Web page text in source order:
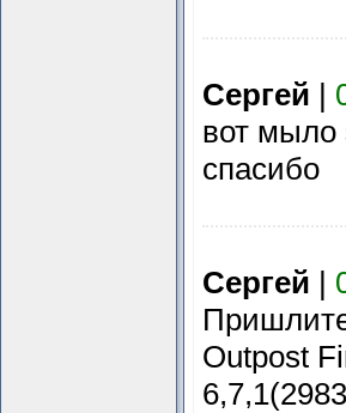
Сергей |
вот мыло
спасибо
Сергей |
Outpost